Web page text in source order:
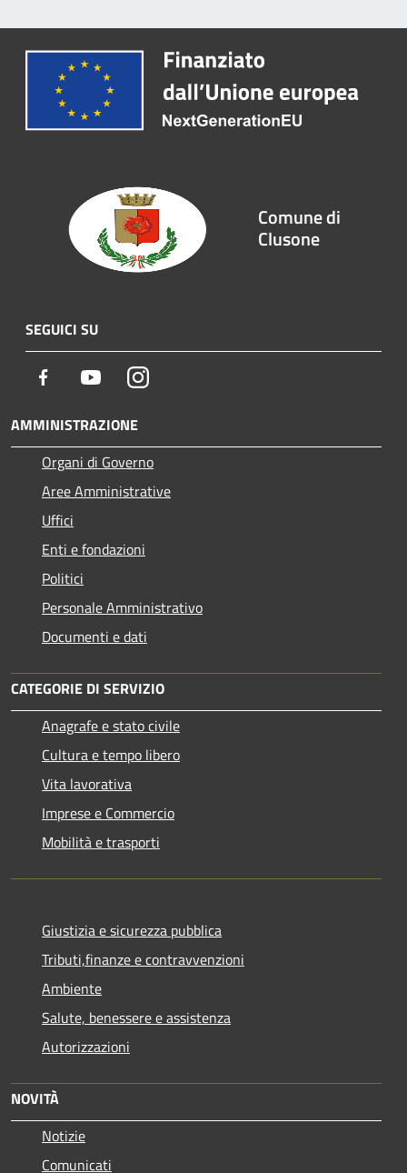
Comune di
Clusone
SEGUICI SU
Facebook YoutubeInstagram
AMMINISTRAZIONE
Organi di Governo
Aree Amministrative
Uffici
Enti e fondazioni
Politici
Personale Amministrativo
Documenti e dati
CATEGORIE DI SERVIZIO
Anagrafe e stato civile
Cultura e tempo libero
Vita lavorativa
Imprese e Commercio
Mobilità e trasporti
Giustizia e sicurezza pubblica
Tributi,finanze e contravvenzioni
Ambiente
Salute, benessere e assistenza
Autorizzazioni
NOVITÀ
Notizie
Comunicati